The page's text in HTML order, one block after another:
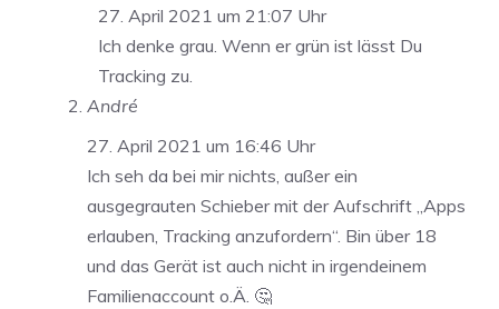
27. April 2021 um 21:07 Uhr
Ich denke grau. Wenn er grün ist lässt Du
Tracking zu.
André
27. April 2021 um 16:46 Uhr
Ich seh da bei mir nichts, außer ein
ausgegrauten Schieber mit der Aufschrift „Apps
erlauben, Tracking anzufordern“. Bin über 18
und das Gerät ist auch nicht in irgendeinem
Familienaccount o.Ä. 🤔